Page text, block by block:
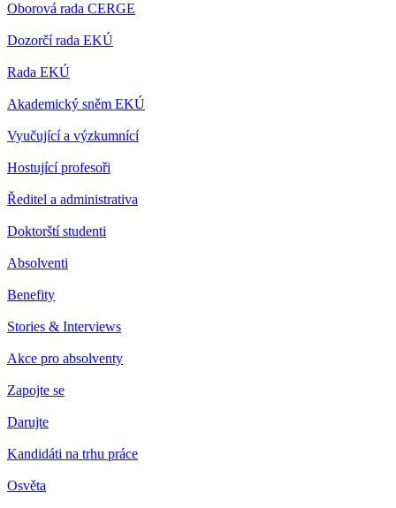
Oborová rada CERGE
Dozorčí rada EKÚ
Rada EKÚ
Akademický sněm EKÚ
Vyučující a výzkumnící
Hostující profesoři
Ředitel a administrativa
Doktorští studenti
Absolventi
Benefity
Stories & Interviews
Akce pro absolventy
Zapojte se
Darujte
Kandidáti na trhu práce
Osvěta